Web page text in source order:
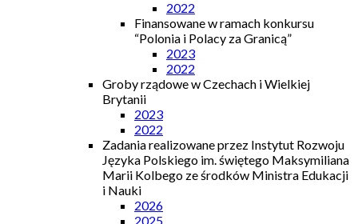
2022
Finansowane w ramach konkursu
“Polonia i Polacy za Granicą”
2023
2022
Groby rządowe w Czechach i Wielkiej
Brytanii
2023
2022
Zadania realizowane przez Instytut Rozwoju
Języka Polskiego im. świętego Maksymiliana
Marii Kolbego ze środków Ministra Edukacji
i Nauki
2026
2025